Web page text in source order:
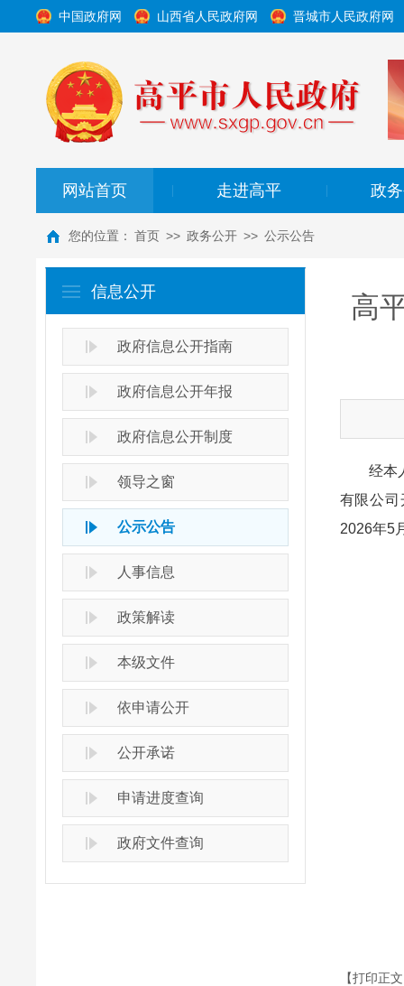
中国政府网 山西省人民政府网 晋城市人民政府网
网站首页 走进高平 政
您的位置： 首页 >> 政务公开 >> 公示公告
信息公开
政府信息公开指南
政府信息公开年报
政府信息公开制度
领导之窗
公示公告
人事信息
政策解读
本级文件
依申请公开
公开承诺
申请进度查询
政府文件查询
高
经本人
有限公司
2026年5
【打印正